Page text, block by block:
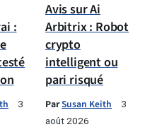
:
3
Avis sur Ai
Arbitrix : Robot
crypto
intelligent ou
pari risqué
ParSusan Keith
3
août 2026